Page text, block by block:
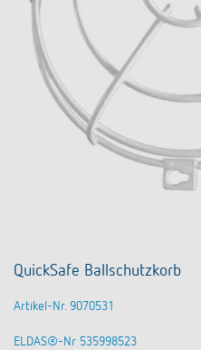
QuickSafe Ballschutzkorb
Artikel-Nr. 9070531
ELDAS®-Nr 535998523